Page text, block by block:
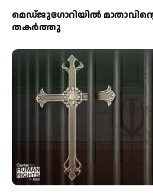
മെഡ്‌ജുഗോറിയിൽ
തകർത്തു